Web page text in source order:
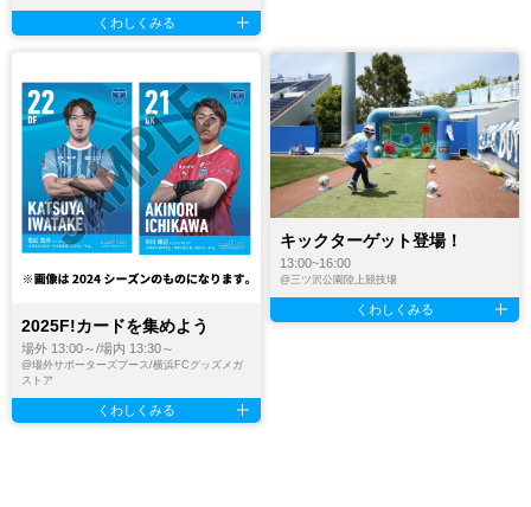
くわしくみる
2025F!カードを集めよう
場外 13:00～/場内 13:30～
@場外サポーターズブース/横浜FCグッズメガ
ストア
くわしくみる
キックターゲット登場！
13:00~16:00
@三ツ沢公園陸上競技場
くわしくみる